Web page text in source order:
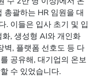
총괄하는 HR 임원을 대
. 이들은 입사 초기 및 입
, 생성형 AI와 개인화
벽, 플랫폼 선호도 등 다
공유해, 대기업의 온보
수 있었습니다.